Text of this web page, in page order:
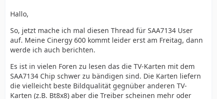
Hallo,
So, jetzt mache ich mal diesen Thread für SAA7134 User
auf. Meine Cinergy 600 kommt leider erst am Freitag, dann
werde ich auch berichten.
Es ist in vielen Foren zu lesen das die TV-Karten mit dem
SAA7134 Chip schwer zu bändigen sind. Die Karten liefern
die vielleicht beste Bildqualität gegnüber anderen TV-
Karten (z.B. Bt8x8) aber die Treiber scheinen mehr oder